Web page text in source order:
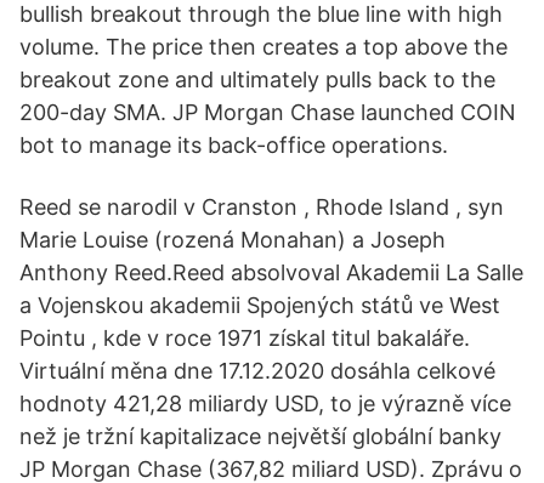
bullish breakout through the blue line with high
volume. The price then creates a top above the
breakout zone and ultimately pulls back to the
200-day SMA. JP Morgan Chase launched COIN
bot to manage its back-office operations.
Reed se narodil v Cranston , Rhode Island , syn
Marie Louise (rozená Monahan) a Joseph
Anthony Reed.Reed absolvoval Akademii La Salle
a Vojenskou akademii Spojených států ve West
Pointu , kde v roce 1971 získal titul bakaláře.
Virtuální měna dne 17.12.2020 dosáhla celkové
hodnoty 421,28 miliardy USD, to je výrazně více
než je tržní kapitalizace největší globální banky
JP Morgan Chase (367,82 miliard USD). Zprávu o